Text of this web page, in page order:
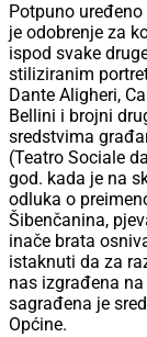
Potpuno
je odobrenje za
ispod svake
stiliziranim
Dante Aligheri,
Bellini i brojni
sredstvima
(Teatro Sociale
god. kada je na
odluka o
Šibenčanina,
inače brata
istaknuti da za
nas izgrađena
sagrađena je
Općine.